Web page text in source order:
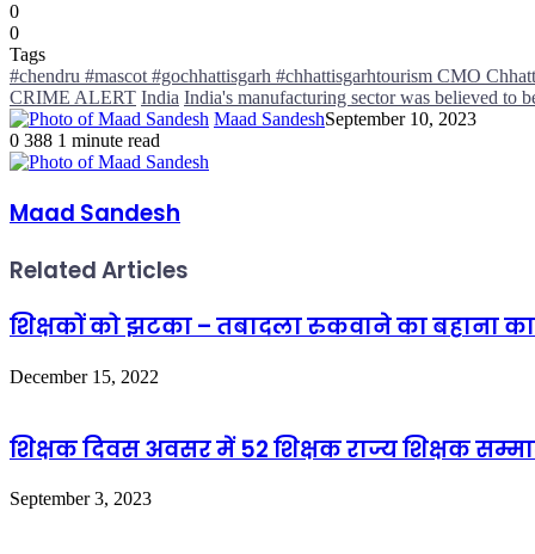
0
0
Tags
#chendru #mascot #gochhattisgarh #chhattisgarhtourism CMO
CRIME ALERT India India's manufacturing sector was believed to
Maad SandeshSeptember 10, 2023
0 388 1 minute read
Maad Sandesh
Related Articles
शिक्षकों को झटका – तबादला रुकवाने का बहाना
December 15, 2022
शिक्षक दिवस अवसर में 52 शिक्षक राज्य शिक्षक
September 3, 2023